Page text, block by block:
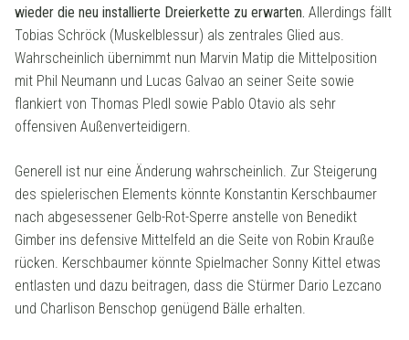
wieder die neu installierte Dreierkette zu erwarten. Allerdings fällt
Tobias Schröck (Muskelblessur) als zentrales Glied aus.
Wahrscheinlich übernimmt nun Marvin Matip die Mittelposition
mit Phil Neumann und Lucas Galvao an seiner Seite sowie
flankiert von Thomas Pledl sowie Pablo Otavio als sehr
offensiven Außenverteidigern.
Generell ist nur eine Änderung wahrscheinlich. Zur Steigerung
des spielerischen Elements könnte Konstantin Kerschbaumer
nach abgesessener Gelb-Rot-Sperre anstelle von Benedikt
Gimber ins defensive Mittelfeld an die Seite von Robin Krauße
rücken. Kerschbaumer könnte Spielmacher Sonny Kittel etwas
entlasten und dazu beitragen, dass die Stürmer Dario Lezcano
und Charlison Benschop genügend Bälle erhalten.